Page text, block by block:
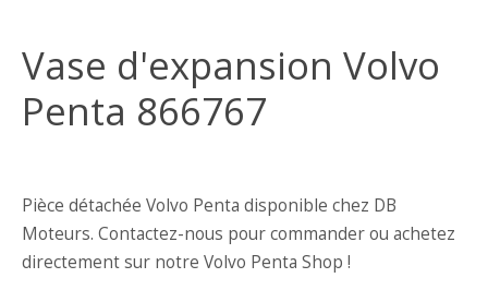
Vase d'expansion Volvo
Penta 866767
Pièce détachée Volvo Penta disponible chez DB
Moteurs. Contactez-nous pour commander ou achetez
directement sur notre Volvo Penta Shop !